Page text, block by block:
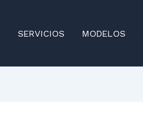
SERVICIOS MODELOS